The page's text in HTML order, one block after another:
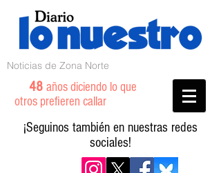
Noticias de Zona Norte
48 años diciendo lo que
otros prefieren callar
¡Seguinos también en nuestras redes
sociales!